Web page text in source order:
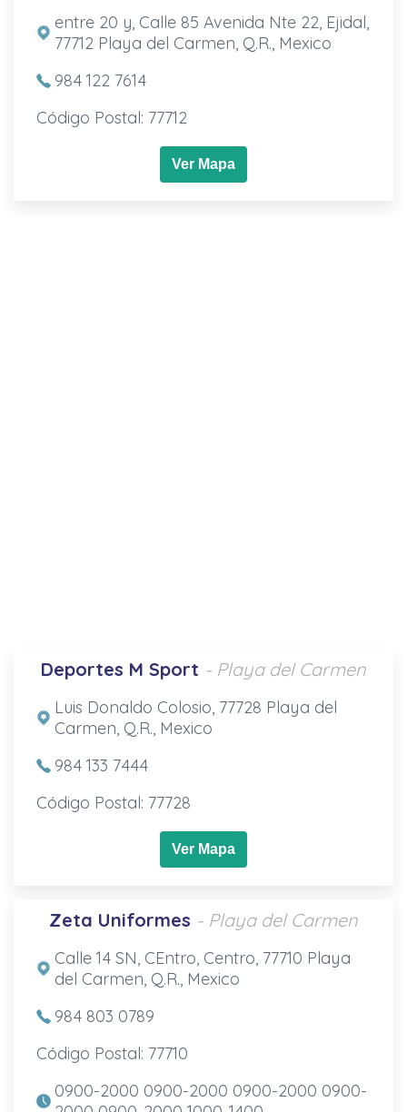
entre 20 y, Calle 85 Avenida Nte 22, Ejidal,
77712 Playa del Carmen, Q.R., Mexico
984 122 7614
Código Postal: 77712
Ver Mapa
Deportes M Sport - Playa del Carmen
Luis Donaldo Colosio, 77728 Playa del
Carmen, Q.R., Mexico
984 133 7444
Código Postal: 77728
Ver Mapa
Zeta Uniformes - Playa del Carmen
Calle 14 SN, CEntro, Centro, 77710 Playa
del Carmen, Q.R., Mexico
984 803 0789
Código Postal: 77710
0900-2000 0900-2000 0900-2000 0900-